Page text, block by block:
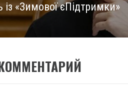
із «Зимової єПідтримки»